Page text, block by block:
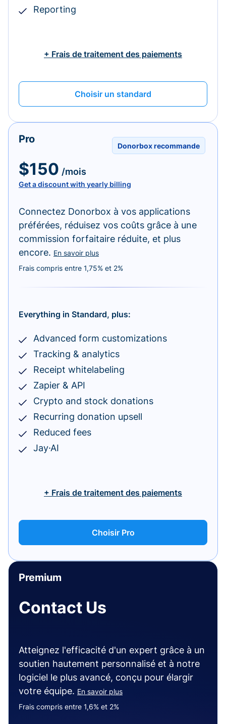
Reporting
+ Frais de traitement des paiements
Choisir un standard
Donorbox recommande
Pro
$150 /mois
Get a discount with yearly billing
Connectez Donorbox à vos applications
préférées, réduisez vos coûts grâce à une
commission forfaitaire réduite, et plus
encore. En savoir plus
Frais compris entre 1,75% et 2%
Everything in Standard, plus:
Advanced form customizations
Tracking & analytics
Receipt whitelabeling
Zapier & API
Crypto and stock donations
Recurring donation upsell
Reduced fees
Jay·AI
+ Frais de traitement des paiements
Choisir Pro
Premium
Contact Us
Atteignez l'efficacité d'un expert grâce à un
soutien hautement personnalisé et à notre
logiciel le plus avancé, conçu pour élargir
votre équipe. En savoir plus
Frais compris entre 1,6% et 2%